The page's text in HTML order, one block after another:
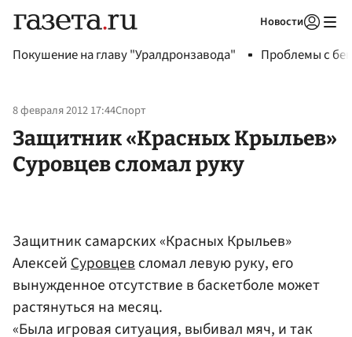
Новости
Покушение на главу "Уралдронзавода" Проблемы с
8 февраля 2012 17:44Спорт
Защитник «Красных Крыльев»
Суровцев сломал руку
Защитник самарских «Красных Крыльев»
АлексейСуровцевсломал левую руку, его
вынужденное отсутствие в баскетболе может
растянуться на месяц.
«Была игровая ситуация, выбивал мяч, и так